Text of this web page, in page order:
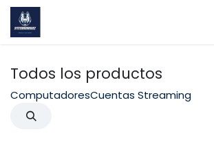
Ir al contenido
Todos los productos
ComputadoresCuentas Streaming